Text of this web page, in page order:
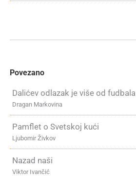
Povezano
Dalićev odlazak je više od fudbala
Dragan Markovina
Pamflet o Svetskoj kući
Ljubomir Živkov
Nazad naši
Viktor Ivančić